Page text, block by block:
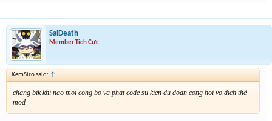
SalDeath
Member Tích Cực
KemSiro said: ↑
chang bik khi nao moi cong bo va phat code su kien du doan cong hoi vo dich thế
mod